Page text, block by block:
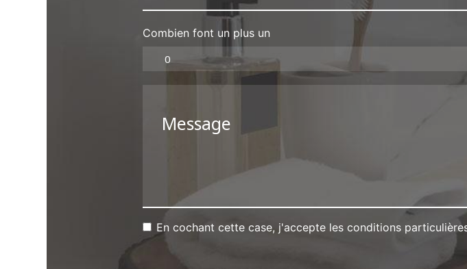
Combien font un plus un
En cochant cette case, j'accepte les conditions